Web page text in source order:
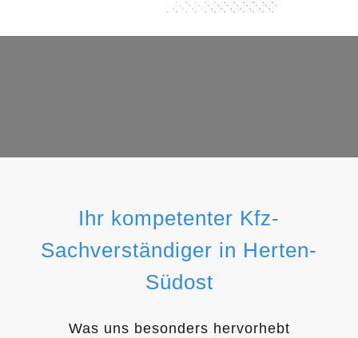
Ihr kompetenter Kfz-
Sachverständiger in Herten-
Südost
Was uns besonders hervorhebt